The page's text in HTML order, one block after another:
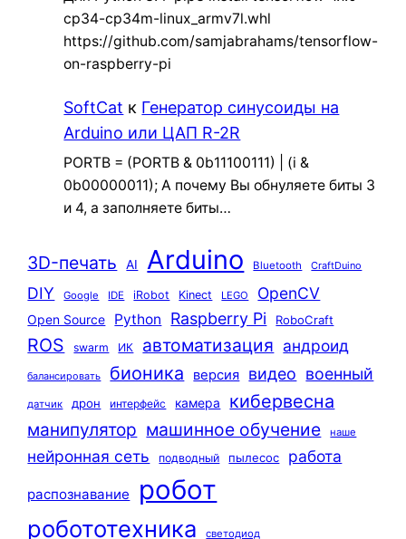
cp34-cp34m-linux_armv7l.whl
https://github.com/samjabrahams/tensorflow-
on-raspberry-pi
SoftCat к Генератор синусоиды на
Arduino или ЦАП R-2R
PORTB = (PORTB & 0b11100111) | (i &
0b00000011); А почему Вы обнуляете биты 3
и 4, а заполняете биты…
3D-печать AI Arduino Bluetooth CraftDuino
DIY Google IDE iRobot Kinect LEGO OpenCV
Open Source Python Raspberry Pi RoboCraft
ROS swarm ИК автоматизация андроид
балансировать бионика версия видео военный
датчик дрон интерфейс камера кибервесна
манипулятор машинное обучение наше
нейронная сеть подводный пылесос работа
распознавание робот
робототехника светодиод